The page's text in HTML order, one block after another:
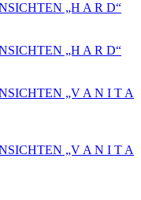
„H A R D“
„H A R D“
„V A N I T A
„V A N I T A